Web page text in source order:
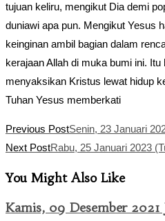
tujuan keliru, mengikut Dia demi
duniawi apa pun. Mengikut Yesus
keinginan ambil bagian dalam
kerajaan Allah di muka bumi ini.
menyaksikan Kristus lewat hidup
Tuhan Yesus memberkati
Read
more
Previous PostSenin, 23 Januari
Next PostRabu, 25 Januari 2023
You Might Also Like
Kamis, 09 Desember 2021